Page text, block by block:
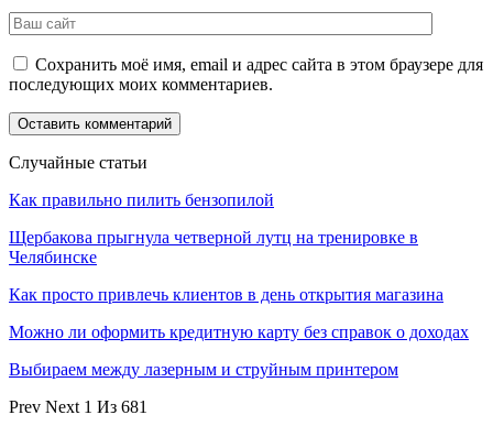
Сохранить моё имя, email и адрес сайта в этом браузере для
последующих моих комментариев.
Случайные статьи
Как правильно пилить бензопилой
Щербакова прыгнула четверной лутц на тренировке в
Челябинске
Как просто привлечь клиентов в день открытия магазина
Можно ли оформить кредитную карту без справок о доходах
Выбираем между лазерным и струйным принтером
Prev Next 1 Из 681